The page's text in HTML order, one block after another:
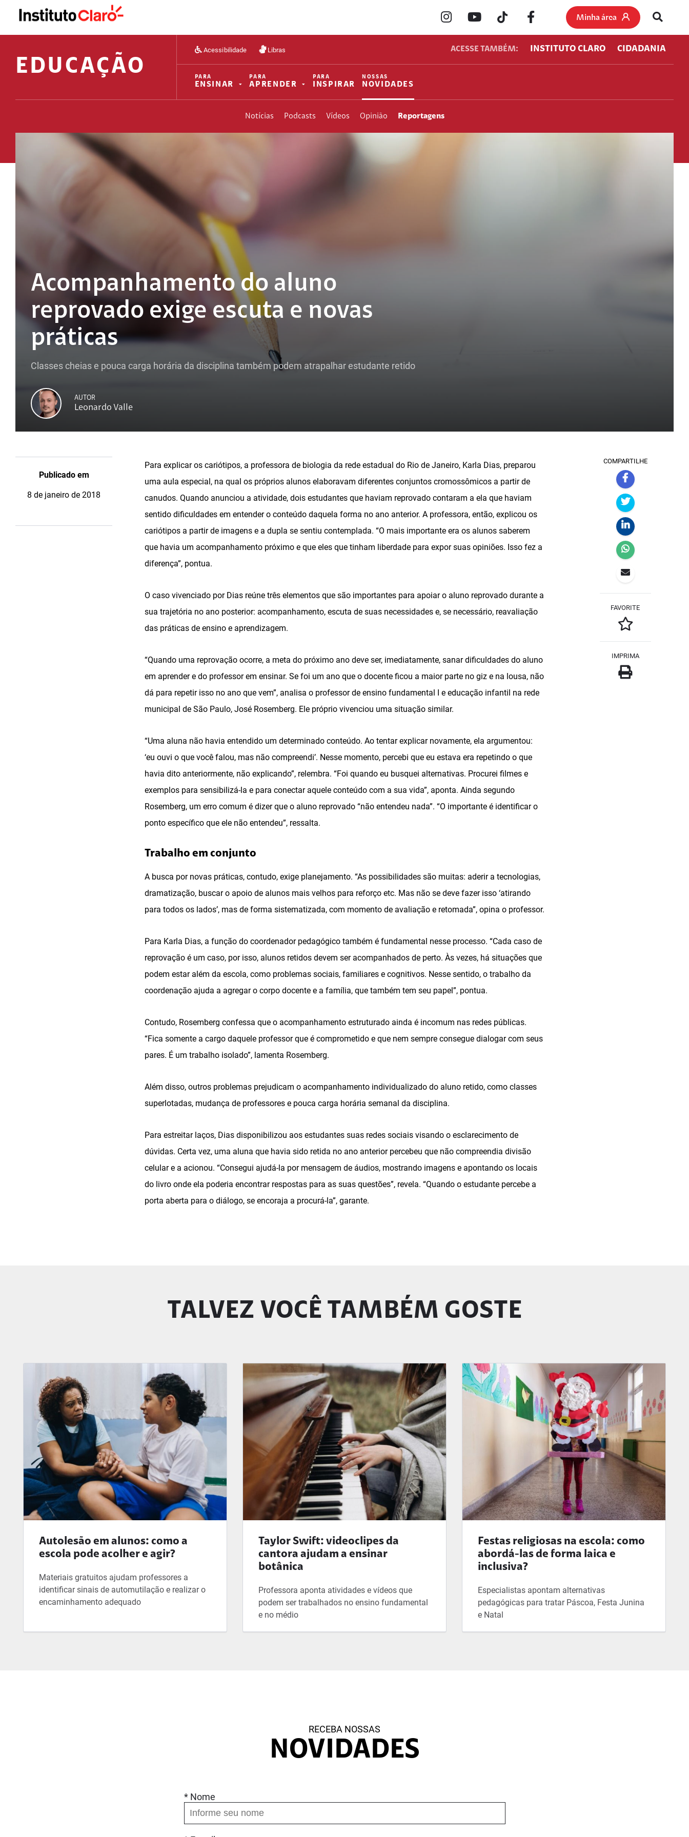
Minha área
EDUCAÇÃO
Acessibilidade Libras ACESSE TAMBÉM: INSTITUTO CLARO CIDADANIA
PARA
ENSINAR
PARA
APRENDER
PARA
INSPIRAR
NOSSAS
NOVIDADES
Notícias Podcasts Vídeos Opinião Reportagens
Acompanhamento do aluno
reprovado exige escuta e novas
práticas
Classes cheias e pouca carga horária da disciplina também podem atrapalhar estudante retido
AUTOR
Leonardo Valle
Publicado em
8 de janeiro de 2018
Para explicar os cariótipos, a professora de biologia da rede estadual do Rio de Janeiro, Karla Dias, preparou
uma aula especial, na qual os próprios alunos elaboravam diferentes conjuntos cromossômicos a partir de
canudos. Quando anunciou a atividade, dois estudantes que haviam reprovado contaram a ela que haviam
sentido dificuldades em entender o conteúdo daquela forma no ano anterior. A professora, então, explicou os
cariótipos a partir de imagens e a dupla se sentiu contemplada. “O mais importante era os alunos saberem
que havia um acompanhamento próximo e que eles que tinham liberdade para expor suas opiniões. Isso fez a
diferença”, pontua.
O caso vivenciado por Dias reúne três elementos que são importantes para apoiar o aluno reprovado durante a
sua trajetória no ano posterior: acompanhamento, escuta de suas necessidades e, se necessário, reavaliação
das práticas de ensino e aprendizagem.
“Quando uma reprovação ocorre, a meta do próximo ano deve ser, imediatamente, sanar dificuldades do aluno
em aprender e do professor em ensinar. Se foi um ano que o docente ficou a maior parte no giz e na lousa, não
dá para repetir isso no ano que vem”, analisa o professor de ensino fundamental I e educação infantil na rede
municipal de São Paulo, José Rosemberg. Ele próprio vivenciou uma situação similar.
“Uma aluna não havia entendido um determinado conteúdo. Ao tentar explicar novamente, ela argumentou:
‘eu ouvi o que você falou, mas não compreendi’. Nesse momento, percebi que eu estava era repetindo o que
havia dito anteriormente, não explicando”, relembra. “Foi quando eu busquei alternativas. Procurei filmes e
exemplos para sensibilizá-la e para conectar aquele conteúdo com a sua vida”, aponta. Ainda segundo
Rosemberg, um erro comum é dizer que o aluno reprovado “não entendeu nada”. “O importante é identificar o
ponto específico que ele não entendeu”, ressalta.
Trabalho em conjunto
A busca por novas práticas, contudo, exige planejamento. “As possibilidades são muitas: aderir a tecnologias,
dramatização, buscar o apoio de alunos mais velhos para reforço etc. Mas não se deve fazer isso ‘atirando
para todos os lados’, mas de forma sistematizada, com momento de avaliação e retomada”, opina o professor.
Para Karla Dias, a função do coordenador pedagógico também é fundamental nesse processo. “Cada caso de
reprovação é um caso, por isso, alunos retidos devem ser acompanhados de perto. Às vezes, há situações que
podem estar além da escola, como problemas sociais, familiares e cognitivos. Nesse sentido, o trabalho da
coordenação ajuda a agregar o corpo docente e a família, que também tem seu papel”, pontua.
Contudo, Rosemberg confessa que o acompanhamento estruturado ainda é incomum nas redes públicas.
“Fica somente a cargo daquele professor que é comprometido e que nem sempre consegue dialogar com seus
pares. É um trabalho isolado”, lamenta Rosemberg.
Além disso, outros problemas prejudicam o acompanhamento individualizado do aluno retido, como classes
superlotadas, mudança de professores e pouca carga horária semanal da disciplina.
Para estreitar laços, Dias disponibilizou aos estudantes suas redes sociais visando o esclarecimento de
dúvidas. Certa vez, uma aluna que havia sido retida no ano anterior percebeu que não compreendia divisão
celular e a acionou. “Consegui ajudá-la por mensagem de áudios, mostrando imagens e apontando os locais
do livro onde ela poderia encontrar respostas para as suas questões”, revela. “Quando o estudante percebe a
porta aberta para o diálogo, se encoraja a procurá-la”, garante.
COMPARTILHE
FAVORITE
IMPRIMA
TALVEZ VOCÊ TAMBÉM GOSTE
Autolesão em alunos: como a
escola pode acolher e agir?
Materiais gratuitos ajudam professores a
identificar sinais de automutilação e realizar o
encaminhamento adequado
Taylor Swift: videoclipes da
cantora ajudam a ensinar
botânica
Professora aponta atividades e vídeos que
podem ser trabalhados no ensino fundamental
e no médio
Festas religiosas na escola: como
abordá-las de forma laica e
inclusiva?
Especialistas apontam alternativas
pedagógicas para tratar Páscoa, Festa Junina
e Natal
RECEBA NOSSAS
NOVIDADES
* Nome